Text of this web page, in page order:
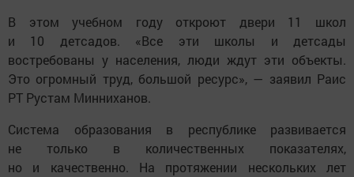
В этом учебном году откроют двери 11 школ
и 10 детсадов. «Все эти школы и детсады
востребованы у населения, люди ждут эти объекты.
Это огромный труд, большой ресурс», — заявил Раис
РТ Рустам Минниханов.
Система образования в республике развивается
не только в количественных показателях,
но и качественно. На протяжении нескольких лет